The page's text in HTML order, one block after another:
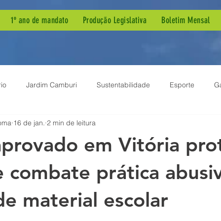
1º ano de mandato Produção Legislativa Boletim Mensal
Jardim Camburi Sustentabilidade Esporte
Pública Dengue
Demandas de Bairro
Meio Ambiente Inclusão Sessão Solene
em Vitória
combate prática
material escolar
16 de jan. 2 min de leitura